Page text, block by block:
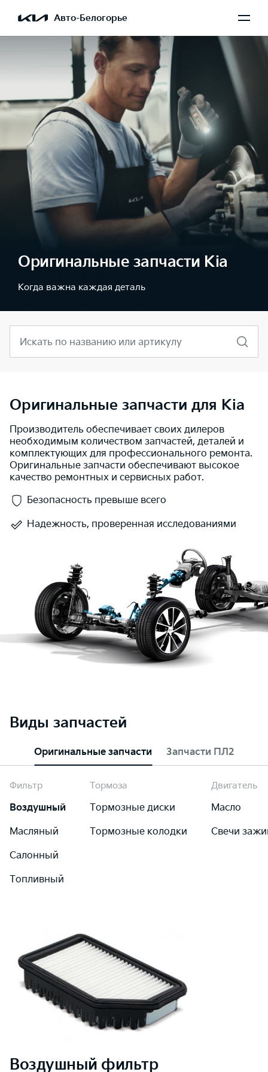
Авто-Белогорье
Оригинальные запчасти Kia
Когда важна каждая деталь
Искать по названию или артикулу
Оригинальные запчасти для Kia
Производитель обеспечивает своих дилеров
необходимым количеством запчастей, деталей и
комплектующих для профессионального ремонта.
Оригинальные запчасти обеспечивают высокое
качество ремонтных и сервисных работ.
Безопасность превыше всего
Надежность, проверенная исследованиями
Виды запчастей
Оригинальные запчасти Запчасти ПЛ2
Фильтр
Воздушный
Масляный
Салонный
Топливный
Тормоза
Тормозные диски
Тормозные колодки
Двигатель
Масло
Свечи
Воздушный фильтр